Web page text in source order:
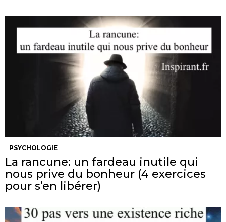
PSYCHOLOGIE
La rancune: un fardeau inutile qui
nous prive du bonheur (4 exercices
pour s’en libérer)